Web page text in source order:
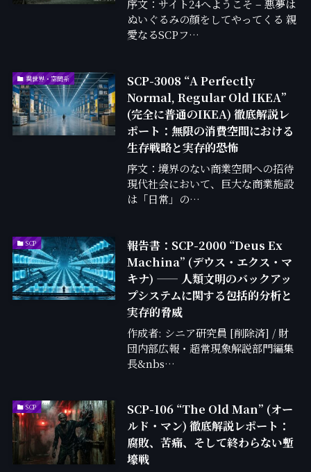
序文：サイト24へようこそ – 悪夢は
ぬいぐるみの顔をしてやってくる 親
愛なるSCPフ…
異世界・空間系
SCP-3008 “A Perfectly
Normal, Regular Old IKEA”
(完全に普通のIKEA) 徹底解説レ
ポート：無限の消費空間における
生存戦略と実存的恐怖
序文：境界のない商業空間への招待
現代社会において、巨大な商業施設
は「日常」の…
SCP
報告書：SCP-2000 “Deus Ex
Machina” (デウス・エクス・マ
キナ) —— 人類文明のバックアッ
プシステムに関する包括的分析と
実存的脅威
作成者: シニア研究員 [削除済] / 財
団内部広報・超常現象解説部門編集
長&nbs…
SCP
SCP-106 “The Old Man” (オー
ルド・マン) 徹底解説レポート：
腐敗、苦痛、そして終わらない塹
壕戦